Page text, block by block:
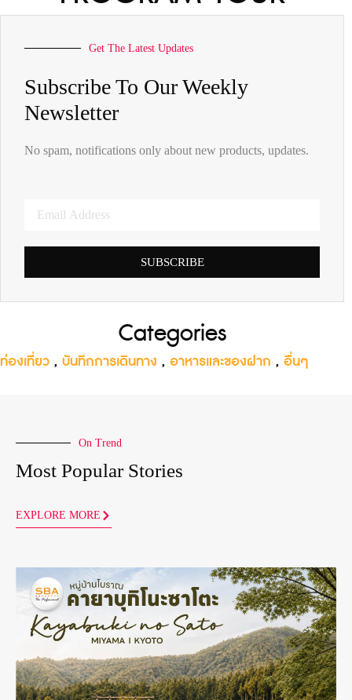
Get The Latest Updates
Subscribe To Our Weekly
Newsletter
No spam, notifications only about new products, updates.
SUBSCRIBE
Categories
ท่องเที่ยว , บันทึกการเดินทาง , อาหารและของฝาก , อื่นๆ
On Trend
Most Popular Stories
EXPLORE MORE